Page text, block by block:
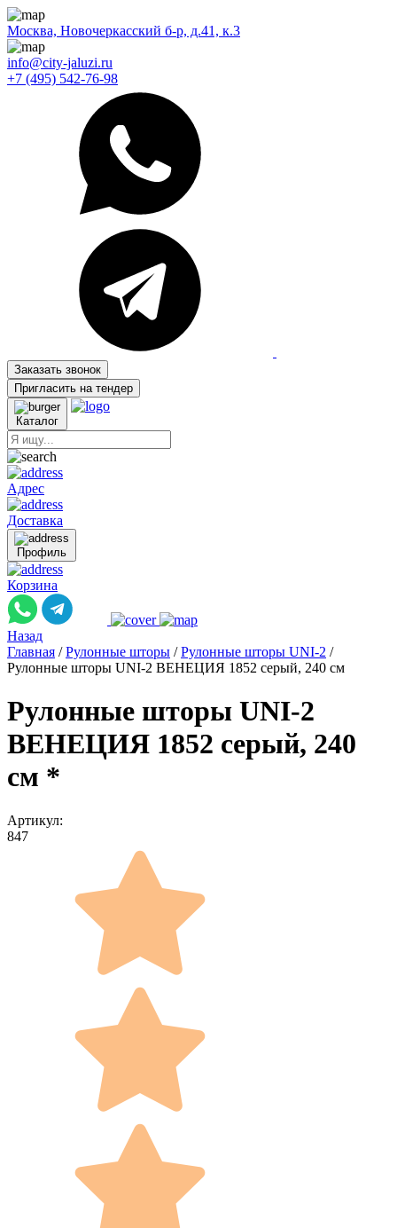
Москва, Новочеркасский б-р, д.41, к.3
info@city-jaluzi.ru
+7 (495) 542-76-98
Заказать звонок
Пригласить на тендер
Каталог
Адрес
Доставка
Профиль
Корзина
Назад
Главная / Рулонные шторы / Рулонные шторы UNI-2 /
Рулонные шторы UNI-2 ВЕНЕЦИЯ 1852 серый, 240 см
Рулонные шторы UNI-2
ВЕНЕЦИЯ 1852 серый, 240
см *
Артикул:
847